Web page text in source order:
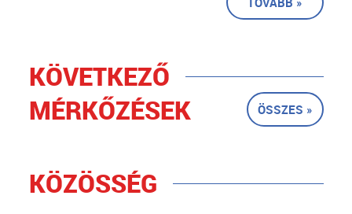
KÖVETKEZŐ
MÉRKŐZÉSEK
ÖSSZES »
KÖZÖSSÉG